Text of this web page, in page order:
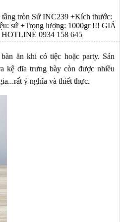
tròn Sứ INC239 +Kích thước:
sứ +Trọng lượng: 1000gr !!! GIÁ
0934 158 645
ăn khi có tiệc hoặc party. Sản
kệ dĩa trưng bày còn được nhiều
ý nghĩa và thiết thực.